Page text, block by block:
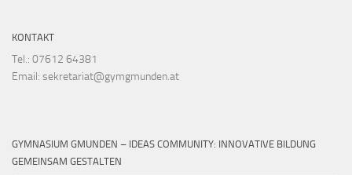
KONTAKT
Tel.: 07612 64381
Email: sekretariat@gymgmunden.at
GYMNASIUM GMUNDEN – IDEAS COMMUNITY: INNOVATIVE BILDUNG
GEMEINSAM GESTALTEN